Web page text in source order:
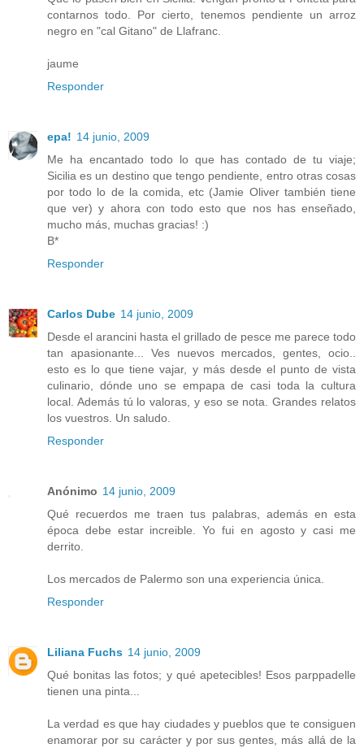
contarnos todo. Por cierto, tenemos pendiente un arroz
negro en "cal Gitano" de Llafranc.
jaume
Responder
epa! 14 junio, 2009
Me ha encantado todo lo que has contado de tu viaje;
Sicilia es un destino que tengo pendiente, entro otras cosas
por todo lo de la comida, etc (Jamie Oliver también tiene
que ver) y ahora con todo esto que nos has enseñado,
mucho más, muchas gracias! :)
B*
Responder
Carlos Dube 14 junio, 2009
Desde el arancini hasta el grillado de pesce me parece todo
tan apasionante... Ves nuevos mercados, gentes, ocio..
esto es lo que tiene vajar, y más desde el punto de vista
culinario, dónde uno se empapa de casi toda la cultura
local. Además tú lo valoras, y eso se nota. Grandes relatos
los vuestros. Un saludo.
Responder
Anónimo 14 junio, 2009
Qué recuerdos me traen tus palabras, además en esta
época debe estar increible. Yo fui en agosto y casi me
derrito.
Los mercados de Palermo son una experiencia única.
Responder
Liliana Fuchs 14 junio, 2009
Qué bonitas las fotos; y qué apetecibles! Esos parppadelle
tienen una pinta...
La verdad es que hay ciudades y pueblos que te consiguen
enamorar por su carácter y por sus gentes, más allá de la